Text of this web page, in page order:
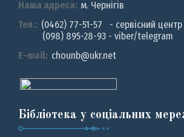
Наша адреса: м. Чернiгiв
Тел.: (0462) 77-51-57 - сервісний центр
(098) 895-28-93 - viber/telegram
E-mail: chounb@ukr.net
Бібліотека у соціальних